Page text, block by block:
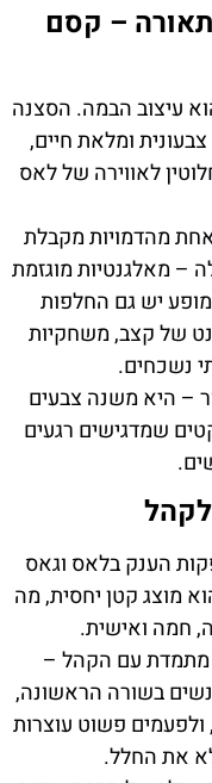
– קסם
עיצוב הבמה. הסצנה
ומלאת חיים,
לאווירה של לאס
מהדמויות מקבלת
– מאלגנטיות מוגזמת
יש גם החלפות
של קצב, משחקיות
נשכחים.
– היא משנה צבעים
שמדגישים רגעים
הענק בלאס וגאס
מוצג קטן יחסית, מה
חמה ואישית.
מתמדת עם הקהל –
בשורה הראשונה,
פשוט עוצרות
את החלל.